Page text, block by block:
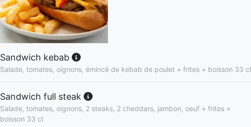
Sandwich kebab
Salade, tomates, oignons, émincé de kebab de poulet + frites + boisson 33 cl
Sandwich full steak
Salade, tomates, oignons, 2 steaks, 2 cheddars, jambon, oeuf + frites +
boisson 33 cl